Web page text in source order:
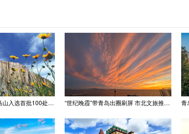
代表中国之美 即墨马山入选首批100处“美丽中国打卡点” “世纪晚霞”带青岛出圈刷屏 市北文旅推出精品线路